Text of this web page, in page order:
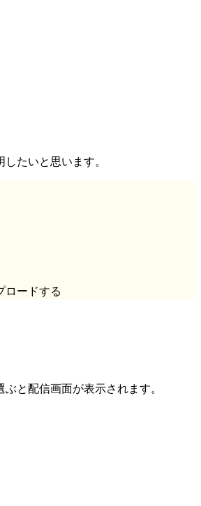
たいと思います。
ロードする
と配信画面が表示されます。